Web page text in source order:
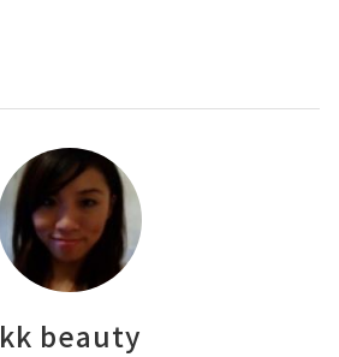
kk beauty